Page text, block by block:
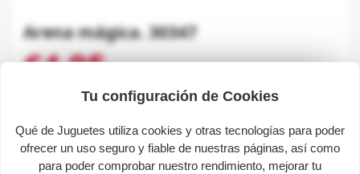
Arena mágica. 30347
€4.95
Tax included
Avísame cuando esté disponible share
favorite_border
 Out-of-Stock
Tu configuración de Cookies
Qué de Juguetes utiliza cookies y otras tecnologías para poder
ofrecer un uso seguro y fiable de nuestras páginas, así como
para poder comprobar nuestro rendimiento, mejorar tu